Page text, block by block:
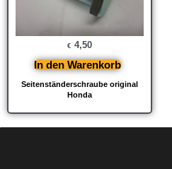
Seitenständerschraube original
Honda
€ 4,50
In den Warenkorb